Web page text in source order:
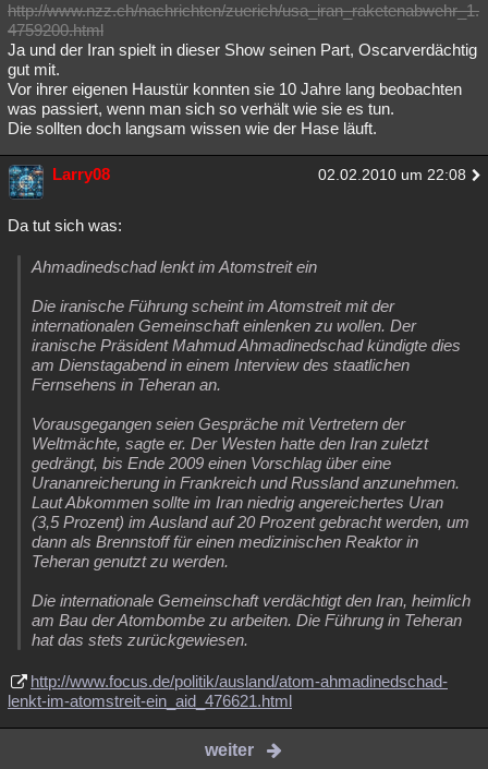
http://www.nzz.ch/nachrichten/zuerich/usa_iran_raketenabwehr_1.
4759200.html
Ja und der Iran spielt in dieser Show seinen Part, Oscarverdächtig
gut mit.
Vor ihrer eigenen Haustür konnten sie 10 Jahre lang beobachten
was passiert, wenn man sich so verhält wie sie es tun.
Die sollten doch langsam wissen wie der Hase läuft.
Larry08 02.02.2010 um 22:08
Da tut sich was:
Ahmadinedschad lenkt im Atomstreit ein
Die iranische Führung scheint im Atomstreit mit der
internationalen Gemeinschaft einlenken zu wollen. Der
iranische Präsident Mahmud Ahmadinedschad kündigte dies
am Dienstagabend in einem Interview des staatlichen
Fernsehens in Teheran an.
Vorausgegangen seien Gespräche mit Vertretern der
Weltmächte, sagte er. Der Westen hatte den Iran zuletzt
gedrängt, bis Ende 2009 einen Vorschlag über eine
Urananreicherung in Frankreich und Russland anzunehmen.
Laut Abkommen sollte im Iran niedrig angereichertes Uran
(3,5 Prozent) im Ausland auf 20 Prozent gebracht werden, um
dann als Brennstoff für einen medizinischen Reaktor in
Teheran genutzt zu werden.
Die internationale Gemeinschaft verdächtigt den Iran, heimlich
am Bau der Atombombe zu arbeiten. Die Führung in Teheran
hat das stets zurückgewiesen.
http://www.focus.de/politik/ausland/atom-ahmadinedschad-
lenkt-im-atomstreit-ein_aid_476621.html
weiter